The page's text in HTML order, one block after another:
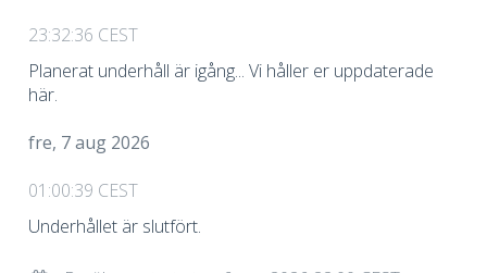
23:32:36 CEST
Planerat underhåll är igång... Vi håller er uppdaterade
här.
fre, 7 aug 2026
01:00:39 CEST
Underhållet är slutfört.